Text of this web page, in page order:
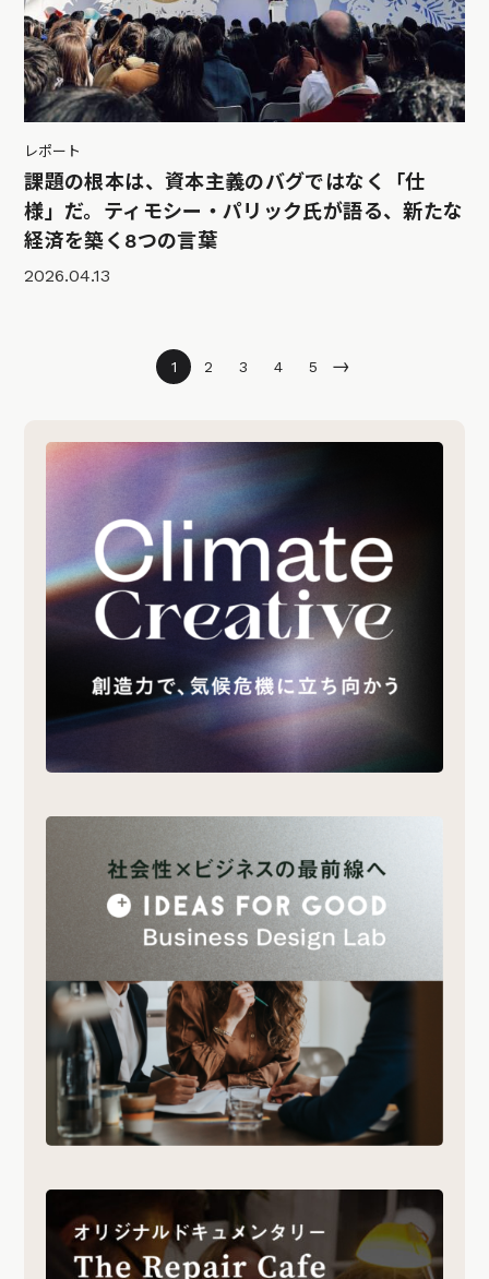
レポート
課題の根本は、資本主義のバグではなく「仕
様」だ。ティモシー・パリック氏が語る、新たな
経済を築く8つの言葉
2026.04.13
1 2 3 4 5 →